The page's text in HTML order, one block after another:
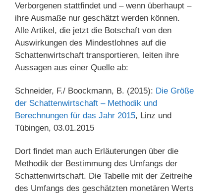
Verborgenen stattfindet und – wenn überhaupt –
ihre Ausmaße nur geschätzt werden können.
Alle Artikel, die jetzt die Botschaft von den
Auswirkungen des Mindestlohnes auf die
Schattenwirtschaft transportieren, leiten ihre
Aussagen aus einer Quelle ab:
Schneider, F./ Boockmann, B. (2015): Die Größe
der Schattenwirtschaft – Methodik und
Berechnungen für das Jahr 2015, Linz und
Tübingen, 03.01.2015
Dort findet man auch Erläuterungen über die
Methodik der Bestimmung des Umfangs der
Schattenwirtschaft. Die Tabelle mit der Zeitreihe
des Umfangs des geschätzten monetären Werts